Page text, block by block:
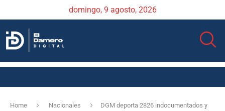
domingo, 9 agosto, 2026
Home Nacionales
DGM deporta 2826 indocumentados y